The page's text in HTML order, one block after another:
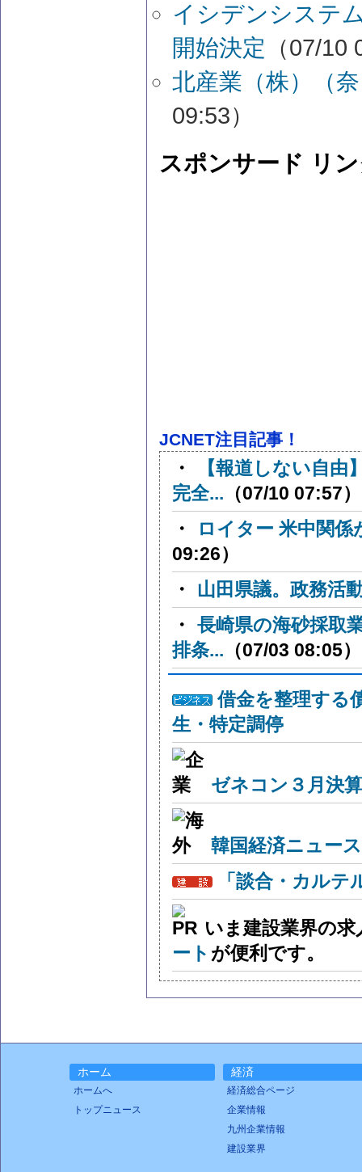
イシデンシステ
開始決定 （07/10
北産業（株）（
09:53）
スポンサード リ
JCNET注目記事！
・
【報道しない自由
完全... （07/10 07:57）
・
ロイター 米中関
09:26）
・
山田県議。政務活
・ 長崎県の海砂採取
排条... （07/03 08:05）
借金を整理する
生・特定調停
ゼネコン３月決
韓国経済ニュー
「談合・カル
いま建設業界の
ート が便利です。
ホーム
ホームへ
トップニュース
経済
経済総合ページ
企業情報
九州企業情報
建設業界